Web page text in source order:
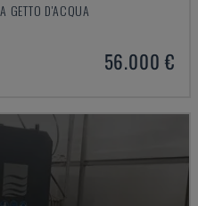
GETTO D'ACQUA
56.000 €